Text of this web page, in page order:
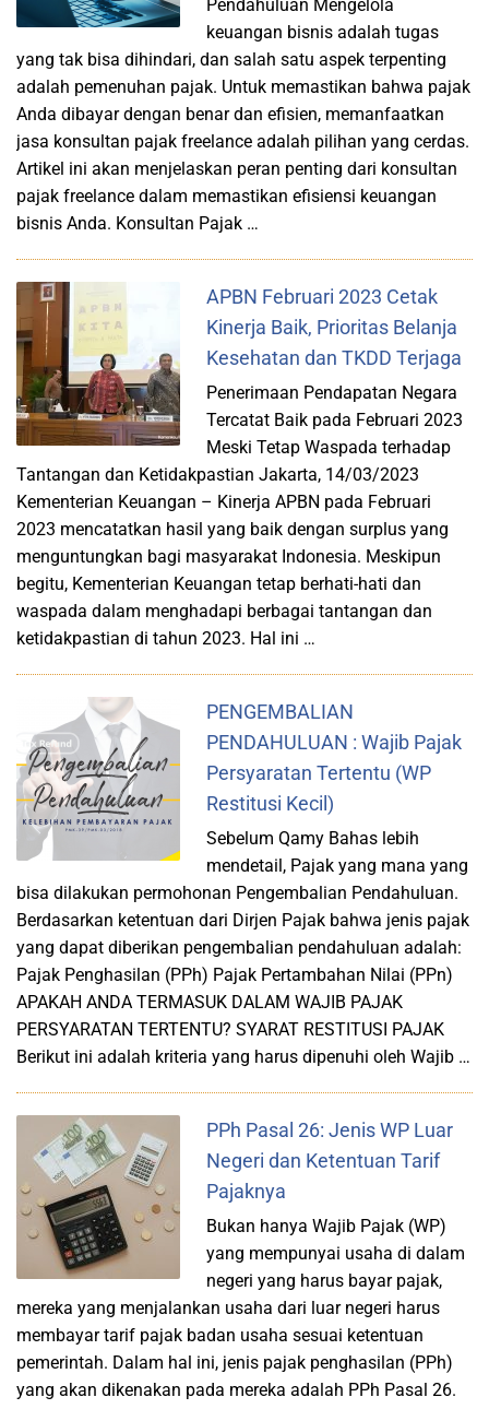
Pendahuluan Mengelola
keuangan bisnis adalah tugas
yang tak bisa dihindari, dan salah satu aspek terpenting
adalah pemenuhan pajak. Untuk memastikan bahwa pajak
Anda dibayar dengan benar dan efisien, memanfaatkan
jasa konsultan pajak freelance adalah pilihan yang cerdas.
Artikel ini akan menjelaskan peran penting dari konsultan
pajak freelance dalam memastikan efisiensi keuangan
bisnis Anda. Konsultan Pajak …
APBN Februari 2023 Cetak
Kinerja Baik, Prioritas Belanja
Kesehatan dan TKDD Terjaga
Penerimaan Pendapatan Negara
Tercatat Baik pada Februari 2023
Meski Tetap Waspada terhadap
Tantangan dan Ketidakpastian Jakarta, 14/03/2023
Kementerian Keuangan – Kinerja APBN pada Februari
2023 mencatatkan hasil yang baik dengan surplus yang
menguntungkan bagi masyarakat Indonesia. Meskipun
begitu, Kementerian Keuangan tetap berhati-hati dan
waspada dalam menghadapi berbagai tantangan dan
ketidakpastian di tahun 2023. Hal ini …
PENGEMBALIAN
PENDAHULUAN : Wajib Pajak
Persyaratan Tertentu (WP
Restitusi Kecil)
Sebelum Qamy Bahas lebih
mendetail, Pajak yang mana yang
bisa dilakukan permohonan Pengembalian Pendahuluan.
Berdasarkan ketentuan dari Dirjen Pajak bahwa jenis pajak
yang dapat diberikan pengembalian pendahuluan adalah:
Pajak Penghasilan (PPh) Pajak Pertambahan Nilai (PPn)
APAKAH ANDA TERMASUK DALAM WAJIB PAJAK
PERSYARATAN TERTENTU? SYARAT RESTITUSI PAJAK
Berikut ini adalah kriteria yang harus dipenuhi oleh Wajib …
PPh Pasal 26: Jenis WP Luar
Negeri dan Ketentuan Tarif
Pajaknya
Bukan hanya Wajib Pajak (WP)
yang mempunyai usaha di dalam
negeri yang harus bayar pajak,
mereka yang menjalankan usaha dari luar negeri harus
membayar tarif pajak badan usaha sesuai ketentuan
pemerintah. Dalam hal ini, jenis pajak penghasilan (PPh)
yang akan dikenakan pada mereka adalah PPh Pasal 26.